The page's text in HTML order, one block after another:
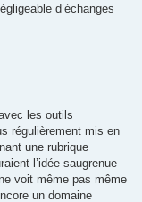
d’échanges
les outils
régulièrement mis en
une rubrique
l’idée saugrenue
voit même pas même
un domaine